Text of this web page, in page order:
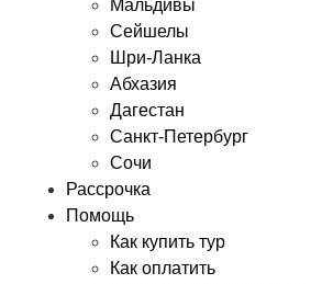
Мальдивы
Сейшелы
Шри-Ланка
Абхазия
Дагестан
Санкт-Петербург
Сочи
Рассрочка
Помощь
Как купить тур
Как оплатить